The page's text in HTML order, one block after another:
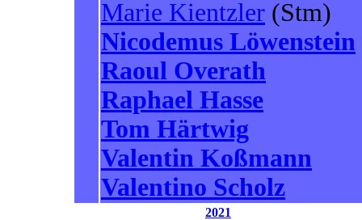
Marie Kientzler (Stm)
Nicodemus Löwenstein
Raoul Overath
Raphael Hasse
Tom Härtwig
Valentin Koßmann
Valentino Scholz
2021